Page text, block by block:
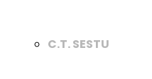
C.T. SESTU